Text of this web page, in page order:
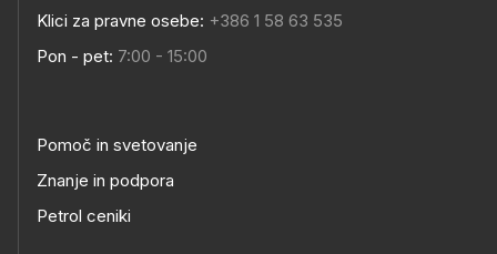
Klici za pravne osebe: +386 1 58 63 535
Pon - pet: 7:00 - 15:00
Pomoč in svetovanje
Znanje in podpora
Petrol ceniki